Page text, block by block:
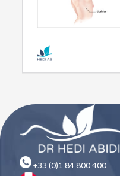
+33 (0)1 84 800 400